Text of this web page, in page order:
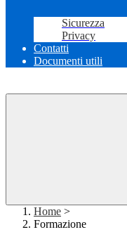
Sicurezza
Privacy
Contatti
Documenti utili
Home >
Formazione